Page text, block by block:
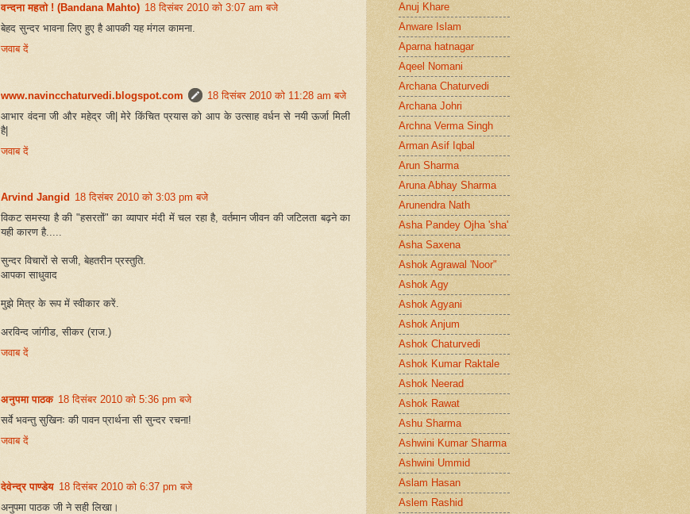
वन्दना महतो ! (Bandana Mahto) 18 दिसंबर 2010 को 3:07 am बजे
बेहद सुन्दर भावना लिए हुए है आपकी यह मंगल कामना.
जवाब दें
www.navincchaturvedi.blogspot.com
18 दिसंबर 2010 को 11:28 am बजे
आभार वंदना जी और महेद्र जी| मेरे किंचित प्रयास को आप के उत्साह वर्धन से नयी ऊर्जा मिली
है|
जवाब दें
Arvind Jangid 18 दिसंबर 2010 को 3:03 pm बजे
विकट समस्या है की "हसरतों" का व्यापार मंदी में चल रहा है, वर्तमान जीवन की जटिलता बढ़ने का
यही कारण है.....
सुन्दर विचारों से सजी, बेहतरीन प्रस्तुति.
आपका साधुवाद
मुझे मित्र के रूप में स्वीकार करें.
अरविन्द जांगीड, सीकर (राज.)
जवाब दें
अनुपमा पाठक 18 दिसंबर 2010 को 5:36 pm बजे
सर्वे भवन्तु सुखिनः की पावन प्रार्थना सी सुन्दर रचना!
जवाब दें
देवेन्द्र पाण्डेय 18 दिसंबर 2010 को 6:37 pm बजे
अनुपमा पाठक जी ने सही लिखा।
Anuj Khare
Anware Islam
Aparna hatnagar
Aqeel Nomani
Archana Chaturvedi
Archana Johri
Archna Verma Singh
Arman Asif Iqbal
Arun Sharma
Aruna Abhay Sharma
Arunendra Nath
Asha Pandey Ojha 'sha'
Asha Saxena
Ashok Agrawal 'Noor"
Ashok Agy
Ashok Agyani
Ashok Anjum
Ashok Chaturvedi
Ashok Kumar Raktale
Ashok Neerad
Ashok Rawat
Ashu Sharma
Ashwini Kumar Sharma
Ashwini Ummid
Aslam Hasan
Aslem Rashid